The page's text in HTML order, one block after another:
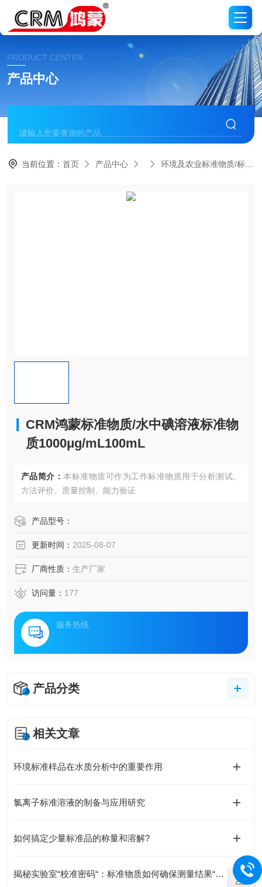
PRODUCT CENTER
产品中心
当前位置：首页 产品中心 环境及农业标准物质/标准品
CRM鸿蒙标准物质/水中碘溶液标准物
质1000μg/mL100mL
产品简介： 本标准物质可作为工作标准物质用于分析测试、
方法评价、质量控制、能力验证
产品型号：
更新时间： 2025-08-07
厂商性质： 生产厂家
访问量： 177
服务热线
产品分类
相关文章
环境标准样品在水质分析中的重要作用
氯离子标准溶液的制备与应用研究
如何搞定少量标准品的称量和溶解?
揭秘实验室“校准密码“：标准物质如何确保测量结果“毫厘不差“